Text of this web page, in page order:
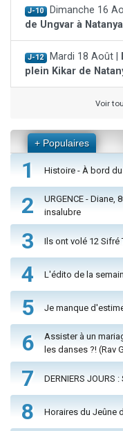
J-10 Dimanche 16
de Ungvar à
J-12 Mardi 18 Août |
plein Kikar de
Voir
+ Populaires
1 Histoire - À bord
2
URGENCE - Diane,
insalubre
3 Ils ont volé 12 Sifré
4 L'édito de la
5 Je manque
6
Assister à un
les danses ?! (Rav
7 DERNIERS JOURS
8 Horaires du Jeûne